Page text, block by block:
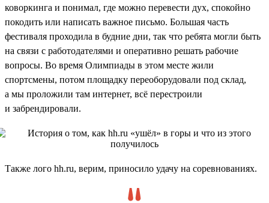
коворкинга и понимал, где можно перевести дух, спокойно
покодить или написать важное письмо. Большая часть
фестиваля проходила в будние дни, так что ребята могли быть
на связи с работодателями и оперативно решать рабочие
вопросы. Во время Олимпиады в этом месте жили
спортсмены, потом площадку переоборудовали под склад,
а мы проложили там интернет, всё перестроили
и забрендировали.
Также лого hh.ru, верим, приносило удачу на соревнованиях.